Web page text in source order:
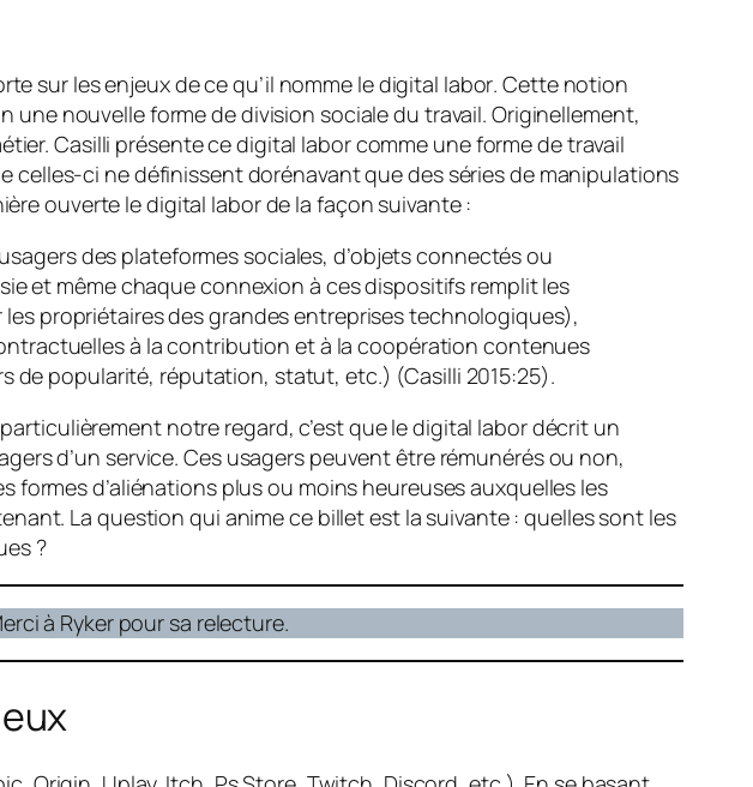
sur les enjeux de ce qu’il nomme ledigital labor. Cette notion
nouvelle forme de division sociale du travail. Originellement,
Casilli présente cedigital laborcomme une forme de travail
ci ne définissent dorénavant que des séries de manipulations
ouverte ledigital laborde la façon suivante :
des plateformes sociales, d’objets connectés ou
et même chaque connexion à ces dispositifs remplit les
propriétaires des grandes entreprises technologiques),
à la contribution et à la coopération contenues
de popularité, réputation, statut, etc.) (Casilli 2015:25).
notre regard, c’est que ledigital labordécrit un
d’un service. Ces usagers peuvent être rémunérés ou non,
d’aliénations plus ou moins heureuses auxquelles les
La question qui anime ce billet est la suivante : quelles sont les
?
à Ryker pour sa relecture.